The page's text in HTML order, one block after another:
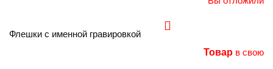
Флешки с именной гравировкой
Товарв свою